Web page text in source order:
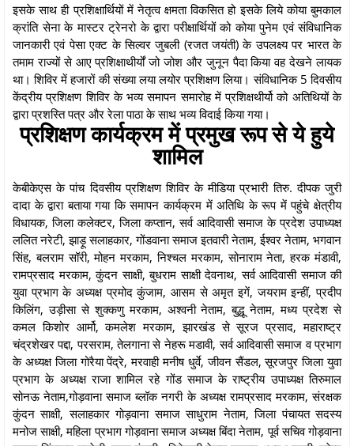
इसके साथ ही प्रशिक्षार्थियों में नेतृत्व क्षमता विकसित हो इसके लिये कोया बुमकाल
क्रांति सेना के मास्टर ट्रेनरो के द्वारा परीक्षार्थियों को कोया पुनेम एवं संविधानिक
जानकारी एवं पेसा एक्ट के सिल्वर जुबली (रजत जयंती) के उपलक्ष्य पर भारत के
तमाम राज्यों से आए प्रशिक्षाथीर्यों जो जोश और जुनून पैदा किया वह देखने लायक
था। शिविर में हजारों की संख्या लया लयोर प्रशिक्षण लिया। संविधानिक 5 दिवसीय
केंद्रीय प्रशिक्षण शिविर के भव्य समापन समारोह में प्रशिक्षथीर्यो को अतिथियों के
द्वारा प्रशस्ति पत्र और रेला पाठा के साथ भव्य विदाई किया गया।
प्रशिक्षण कार्यक्रम में प्रमुख रूप से ये हुये
शामिल
केबीकेएस के पांच दिवसीय प्रशिक्षण शिविर के मीडिया प्रभारी तिरु. दीपक जुरी
दादा के द्वारा बताया गया कि समापन कार्यक्रम में अतिथि के रूप में पहुंचे क्षेत्रीय
विधायक, जिला कलेक्टर, जिला कप्तान, सर्व आदिवासी समाज के प्रदेश उपाध्यक्ष
ललित नरेटी, झाड़ू सलाहकार, गोंडवाना समाज इतवारी नेताम, ईश्वर नेताम, भगवान
सिंह, बलराम सॉरी, मोहन मरकाम, निश्चल मरकाम, सोनाराम नेता, हरक मंडावी,
रामप्रसाद मरकाम, कुंदन साक्षी, बुधराम साक्षी देवनाथ, सर्व आदिवासी समाज की
युवा प्रभाग के अध्यक्ष प्रमोद कुंजाम, आसम से अमृत इगें, जयराम इन्हीं, प्रदीप
किलिंग, उड़ीसा से शुक्कणु मरकाम, अश्वनी नेताम, बुद्धू नेताम, मध्य प्रदेश से
कमल किशोर आर्मो, कमलेश मरकाम, झारखंड से सूरज प्रसाद, महाराष्ट्र
चंद्रशेखर पद्दा, परसराम, तेलगाना से नेहरू मडावी, सर्व आदिवासी समाज व प्रभाग
के अध्यक्ष जिला गोरैया पेंद्रे, मरवाही मनीष धुर्वे, जीवन सैंडल, सूरजपुर जिला युवा
प्रभाग के अध्यक्ष राजा शामिल रहे गोंड समाज के राष्ट्रीय उपाध्यक्ष तिरुमाल
सोनऊ नेताम,गोड़वाना समाज ब्लॉक नगरी के अध्यक्ष रामप्रसाद मरकाम, संरक्षक
कुंदन साक्षी, सलाहकार गोड़वाना समाज साधुराम नेताम, जिला पंचायत सदस्य
मनोज साक्षी, महिला प्रभाग गोड़वाना समाज अध्यक्ष बिंदा नेताम, पूर्व सचिव गोड़वाना